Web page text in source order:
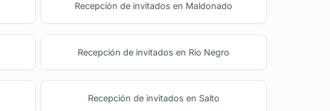
Recepción de invitados en Maldonado
Recepción de invitados en Río Negro
Recepción de invitados en Salto